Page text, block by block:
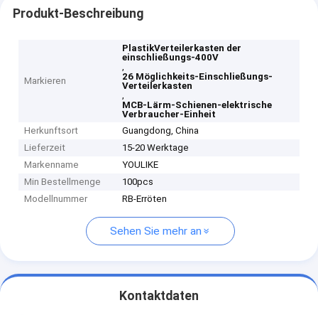
Produkt-Beschreibung
Markieren
PlastikVerteilerkasten der
einschließungs-400V
,
26 Möglichkeits-Einschließungs-
Verteilerkasten
,
MCB-Lärm-Schienen-elektrische
Verbraucher-Einheit
Herkunftsort
Guangdong, China
Lieferzeit
15-20 Werktage
Markenname
YOULIKE
Min Bestellmenge
100pcs
Modellnummer
RB-Erröten
Sehen Sie mehr an
Kontaktdaten